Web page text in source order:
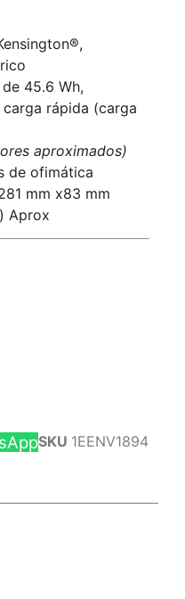
45.6 Wh,
rápida (carga
aproximados)
de ofimática
mm x83 mm
Aprox
SKU 1EENV1894